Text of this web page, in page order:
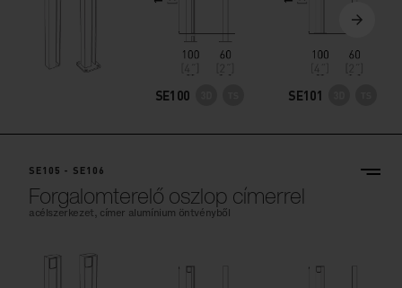
SE100 SE101
SE105 - SE106
Forgalomterelő oszlop címerrel
acélszerkezet, címer alumínium öntvényből